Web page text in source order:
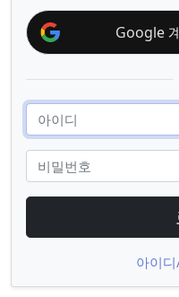
Google
아이